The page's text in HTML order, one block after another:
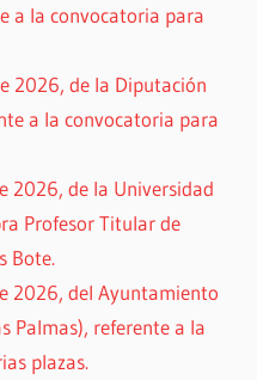
a la convocatoria para
2026, de la Diputación
a la convocatoria para
2026, de la Universidad
Profesor Titular de
Bote.
2026, del Ayuntamiento
Palmas), referente a la
plazas.